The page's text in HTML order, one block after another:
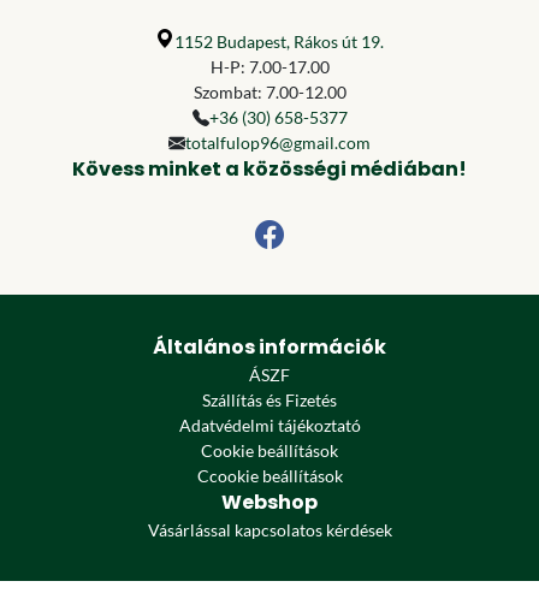
1152 Budapest, Rákos út 19.
H-P: 7.00-17.00
Szombat: 7.00-12.00
+36 (30) 658-5377
totalfulop96@gmail.com
Kövess minket a közösségi médiában!
Általános információk
ÁSZF
Szállítás és Fizetés
Adatvédelmi tájékoztató
Cookie beállítások
Ccookie beállítások
Webshop
Vásárlással kapcsolatos kérdések